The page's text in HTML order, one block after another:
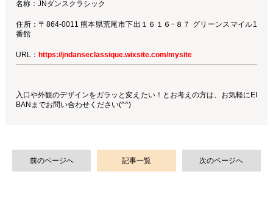
名称：JNダンスクラシック
住所：〒864-0011 熊本県荒尾市下出１６１６−８７ グリーンスマイル1
番館
URL： https://jndanseclassique.wixsite.com/mysite
入口や外観のデザインをガラッと変えたい！とお考えの方は、お気軽にEI
BANまでお問い合わせください(^^)
前のページへ 記事一覧 次のページへ